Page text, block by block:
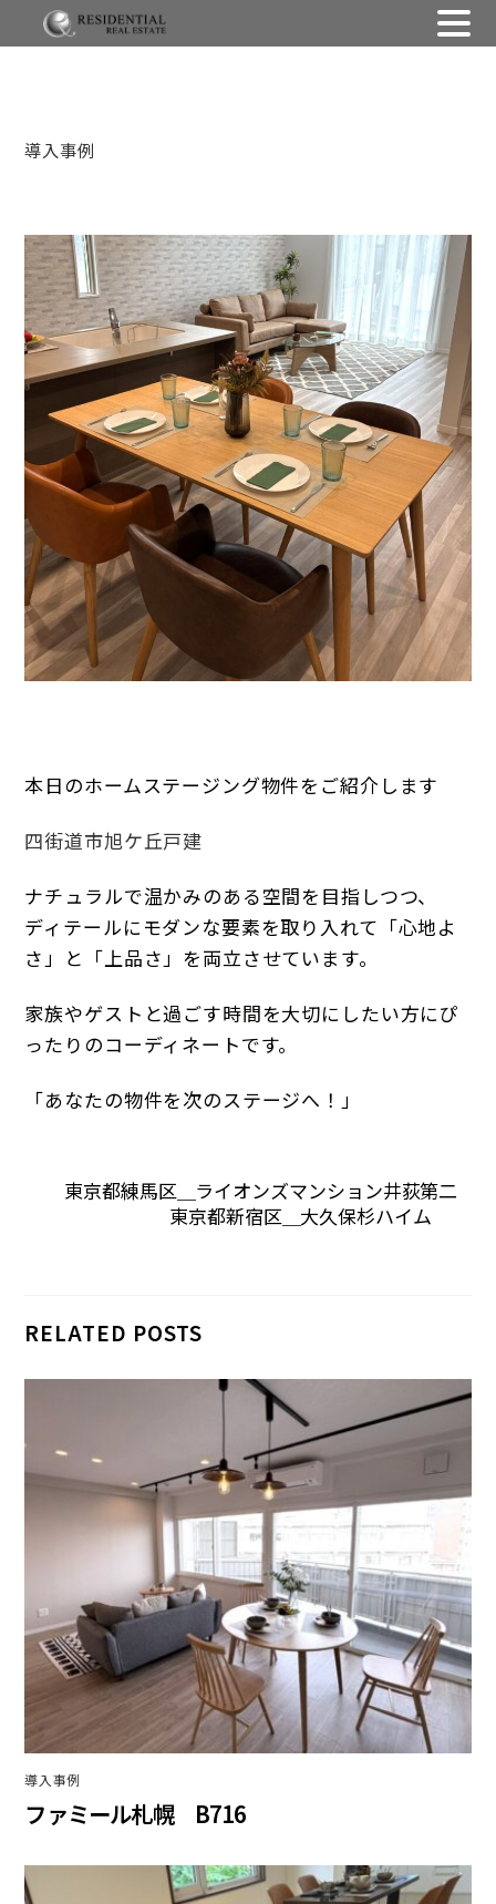
Skip導入事例
本日のホームステージング物件をご紹介します
四街道市旭ケ丘戸建
ナチュラルで温かみのある空間を目指しつつ、
ディテールにモダンな要素を取り入れて「心地よ
さ」と「上品さ」を両立させています。
家族やゲストと過ごす時間を大切にしたい方にぴ
ったりのコーディネートです。
「あなたの物件を次のステージへ！」
東京都練馬区＿ライオンズマンション井荻第二
東京都新宿区＿大久保杉ハイム
RELATED POSTS
導入事例
ファミール札幌 B716